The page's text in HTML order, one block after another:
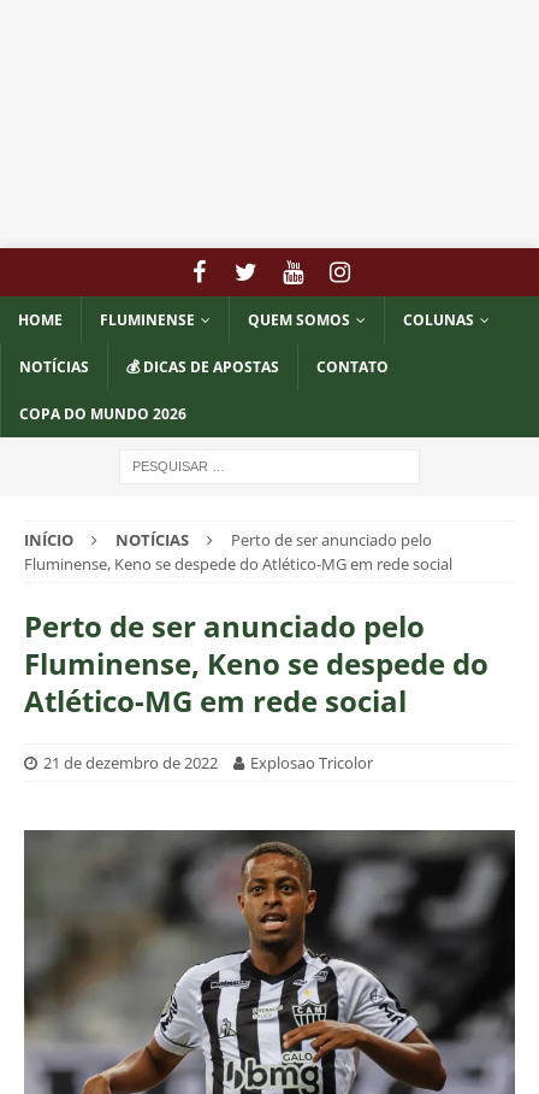
HOME FLUMINENSE QUEM SOMOS COLUNAS
NOTÍCIAS 💰 DICAS DE APOSTAS CONTATO
COPA DO MUNDO 2026
INÍCIO NOTÍCIAS
Perto de ser anunciado pelo
Fluminense, Keno se despede do Atlético-MG em rede social
Perto de ser anunciado pelo
Fluminense, Keno se despede do
Atlético-MG em rede social
21 de dezembro de 2022 Explosao Tricolor